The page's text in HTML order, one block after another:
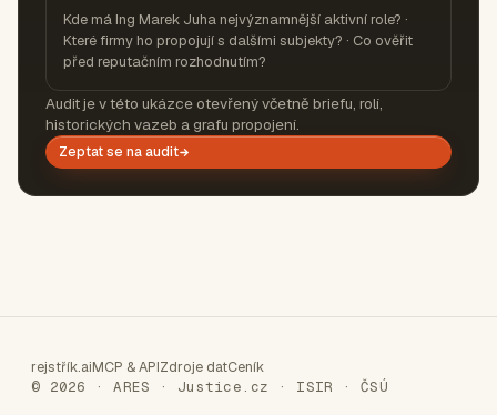
Kde má Ing Marek Juha nejvýznamnější aktivní role? ·
Které firmy ho propojují s dalšími subjekty? · Co ověřit
před reputačním rozhodnutím?
Audit je v této ukázce otevřený včetně briefu, rolí,
historických vazeb a grafu propojení.
Zeptat se na audit
rejstřík.aiMCP & APIZdroje datCeník
© 2026 · ARES · Justice.cz · ISIR · ČSÚ